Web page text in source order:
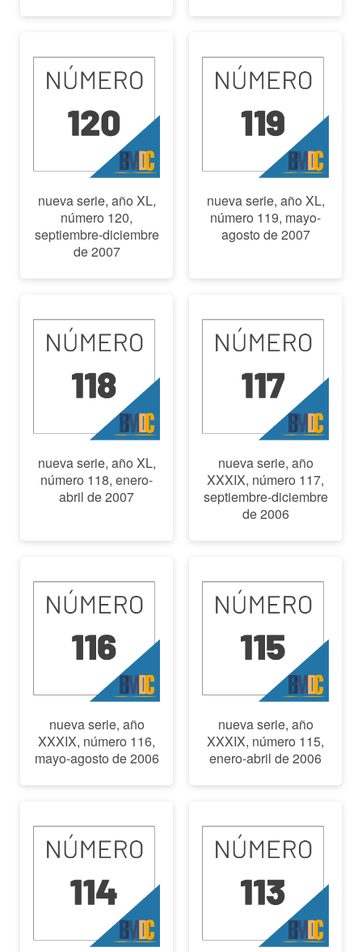
nueva serie, año XL,
número 120,
septiembre-diciembre
de 2007
nueva serie, año XL,
número 119, mayo-
agosto de 2007
nueva serie, año XL,
número 118, enero-
abril de 2007
nueva serie, año
XXXIX, número 117,
septiembre-diciembre
de 2006
nueva serie, año
XXXIX, número 116,
mayo-agosto de 2006
nueva serie, año
XXXIX, número 115,
enero-abril de 2006